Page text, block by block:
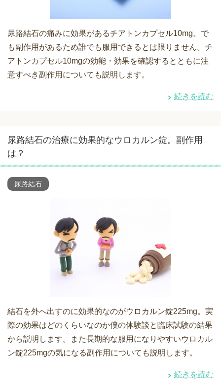
尿路結石の痛みに効果があるチアトンカプセル10mg。で
も副作用があるため誰でも服用できるとは限りません。チ
アトンカプセル10mgの効能・効果を確認するとともに注
意すべき副作用についても説明します。
続きを読む
尿路結石の治療に効果的なウロカルン錠。副作用
は？
尿路結石
結石を外へ出すのに効果的なのがウロカルン錠225mg。実
際の効果はどのくらいなのか僕の体験談と臨床試験の結果
から説明します。また長期的な服用になりやすいウロカル
ン錠225mgの気になる副作用についても説明します。
続きを読む